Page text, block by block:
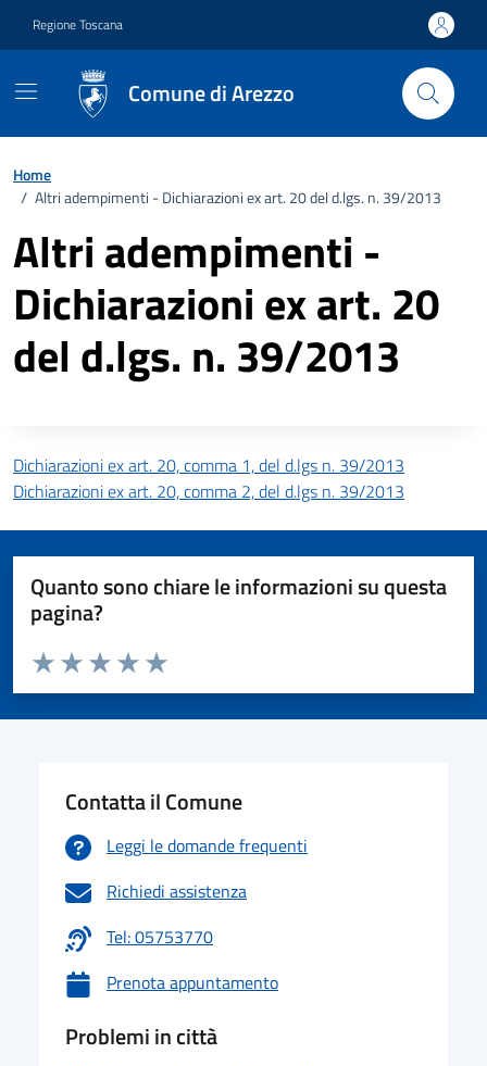
Regione Toscana
Comune di Arezzo
Home
/ Altri adempimenti - Dichiarazioni ex art. 20 del d.lgs. n. 39/2013
Altri adempimenti -
Dichiarazioni ex art. 20
del d.lgs. n. 39/2013
Descrizione completa
Dichiarazioni ex art. 20, comma 1, del d.lgs n. 39/2013
Dichiarazioni ex art. 20, comma 2, del d.lgs n. 39/2013
Quanto sono chiare le informazioni su questa
pagina?
Valuta da 1 a 5 stelle la pagina
Valuta 5 stelle su 5
Valuta 4 stelle su 5
Valuta 3 stelle su 5
Valuta 2 stelle su 5
Valuta 1 stelle su 5
Contatta il Comune
Leggi le domande frequenti
Richiedi assistenza
Tel: 05753770
Prenota appuntamento
Problemi in città